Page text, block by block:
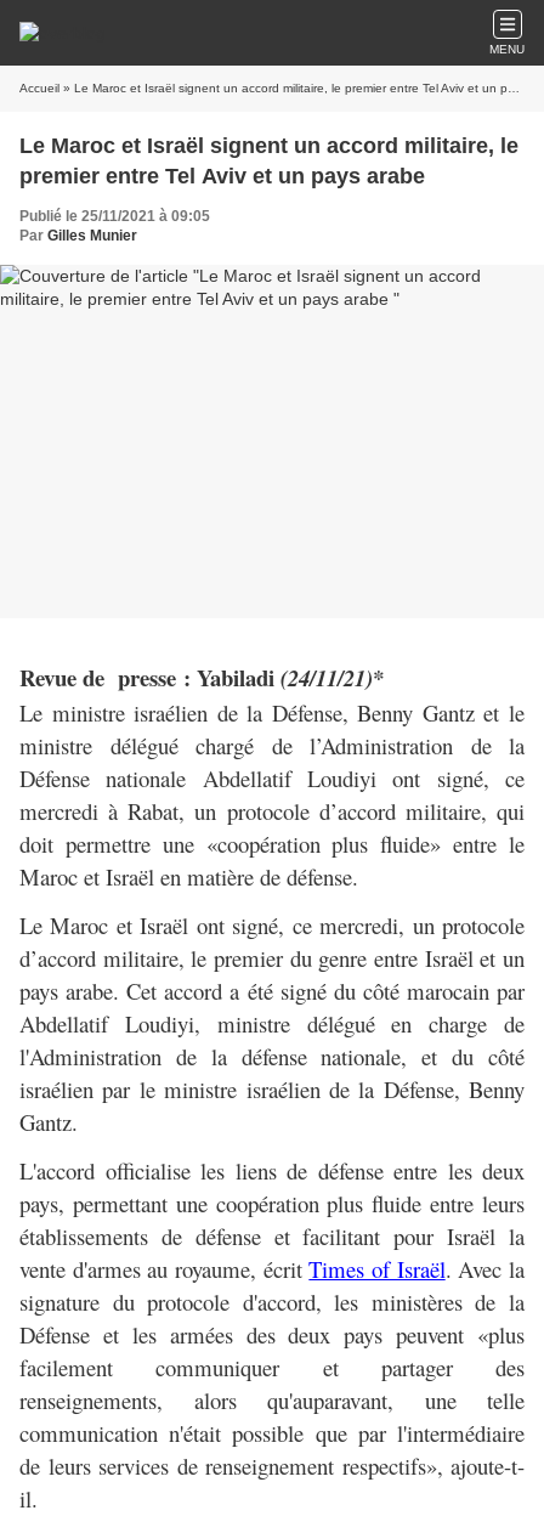
MENU
Accueil » Le Maroc et Israël signent un accord militaire, le premier entre Tel Aviv et un pays arabe
Le Maroc et Israël signent un accord militaire, le
premier entre Tel Aviv et un pays arabe
Publié le 25/11/2021 à 09:05
Par Gilles Munier
Revue de presse : Yabiladi(24/11/21)*
Le ministre israélien de la Défense, Benny Gantz et le
ministre délégué chargé de l’Administration de la
Défense nationale Abdellatif Loudiyi ont signé, ce
mercredi à Rabat, un protocole d’accord militaire, qui
doit permettre une «coopération plus fluide» entre le
Maroc et Israël en matière de défense.
Le Maroc et Israël ont signé, ce mercredi, un protocole
d’accord militaire, le premier du genre entre Israël et un
pays arabe. Cet accord a été signé du côté marocain par
Abdellatif Loudiyi, ministre délégué en charge de
l'Administration de la défense nationale, et du côté
israélien par le ministre israélien de la Défense, Benny
Gantz.
L'accord officialise les liens de défense entre les deux
pays, permettant une coopération plus fluide entre leurs
établissements de défense et facilitant pour Israël la
vente d'armes au royaume, écritTimes of Israël. Avec la
signature du protocole d'accord, les ministères de la
Défense et les armées des deux pays peuvent «plus
facilement communiquer et partager des
renseignements, alors qu'auparavant, une telle
communication n'était possible que par l'intermédiaire
de leurs services de renseignement respectifs», ajoute-t-
il.